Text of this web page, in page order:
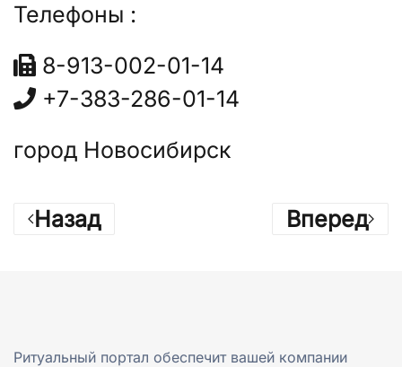
Телефоны :
8-913-002-01-14
+7-383-286-01-14
город Новосибирск
Назад Вперед
Ритуальный портал обеспечит вашей компании